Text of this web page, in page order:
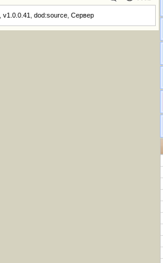
v1.0.0.41 dod:source, Сервер